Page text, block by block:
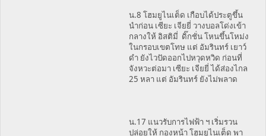
น.8 โฮมยูไนเต็ด เกือบได้ประตูขึ้น
นำก่อน เซียะ เจียยี่ วางบอลโด่งเข้า
กลางให้ อิสติมี่ ดิ๊กชั่น โหนขึ้นโหม่ง
ในกรอบเขตโทษ แต่ อัมรินทร์ เยาว์
ดำ ยังไวปัดออกไปหวุดหวิด ก่อนที่
จังหวะต่อมา เซียะ เจียยี่ ได้ส่องไกล
25 หลา แต่ อัมรินทร์ ยังไม่พลาด
น.17 แนวรับการไฟฟ้า ฯ เริ่มรวน
ปล่อยให้ กองหน้า โฮมยูไนเต็ด พา